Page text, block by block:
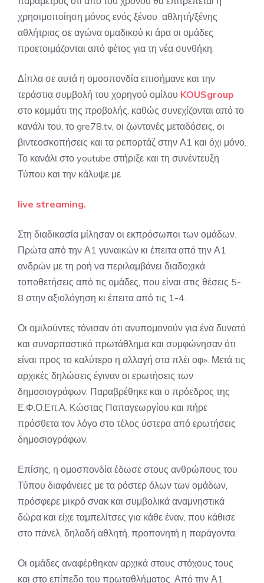
χρησιμοποίηση μόνος ενός ξένου αθλητή/ξένης
αθλήτριας σε αγώνα ομαδικού κι άρα οι ομάδες
προετοιμάζονται από φέτος για τη νέα συνθήκη.
Δίπλα σε αυτά η ομοσπονδία επισήμανε και την
τεράστια συμβολή του χορηγού ομίλου KOUSgroup
στο κομμάτι της προβολής, καθώς συνεχίζονται από το
κανάλι του, το gre78.tv, οι ζωντανές μεταδόσεις, οι
βιντεοσκοπήσεις και τα ρεπορτάζ στην Α1 και όχι μόνο.
Το κανάλι στο youtube στήριξε και τη συνέντευξη
Τύπου και την κάλυψε με
live streaming.
Στη διαδικασία μίλησαν οι εκπρόσωποι των ομάδων.
Πρώτα από την Α1 γυναικών κι έπειτα από την Α1
ανδρών με τη ροή να περιλαμβάνει διαδοχικά
τοποθετήσεις από τις ομάδες, που είναι στις θέσεις 5-
8 στην αξιολόγηση κι έπειτα από τις 1-4.
Οι ομιλούντες τόνισαν ότι ανυπομονούν για ένα δυνατό
και συναρπαστικό πρωτάθλημα και συμφώνησαν ότι
είναι προς το καλύτερο η αλλαγή στα πλέι οφ». Μετά τις
αρχικές δηλώσεις έγιναν οι ερωτήσεις των
δημοσιογράφων. Παραβρέθηκε και ο πρόεδρος της
Ε.Φ.Ο.Επ.Α. Κώστας Παπαγεωργίου και πήρε
πρόσθετα τον λόγο στο τέλος ύστερα από ερωτήσεις
δημοσιογράφων.
Επίσης, η ομοσπονδία έδωσε στους ανθρώπους του
Τύπου διαφάνειες με τα ρόστερ όλων των ομάδων,
πρόσφερε μικρό σνακ και συμβολικά αναμνηστικά
δώρα και είχε ταμπελίτσες για κάθε έναν, που κάθισε
στο πάνελ, δηλαδή αθλητή, προπονητή η παράγοντα.
Οι ομάδες αναφέρθηκαν αρχικά στους στόχους τους
και στο επίπεδο του πρωταθλήματος. Από την Α1